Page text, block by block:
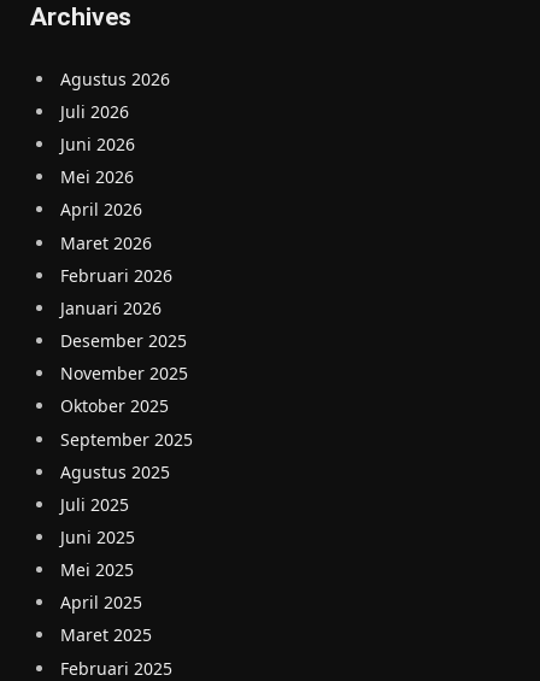
Archives
Agustus 2026
Juli 2026
Juni 2026
Mei 2026
April 2026
Maret 2026
Februari 2026
Januari 2026
Desember 2025
November 2025
Oktober 2025
September 2025
Agustus 2025
Juli 2025
Juni 2025
Mei 2025
April 2025
Maret 2025
Februari 2025